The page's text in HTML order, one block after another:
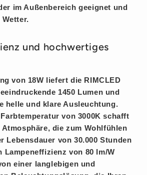
im Außenbereich geeignet und
und hochwertiges
von 18W liefert die RIMCLED
1450 Lumen und
helle und klare Ausleuchtung.
von 3000K schafft
die zum Wohlfühlen
Lebensdauer von 30.000 Stunden
Lampeneffizienz von 80 lm/W
einer langlebigen und